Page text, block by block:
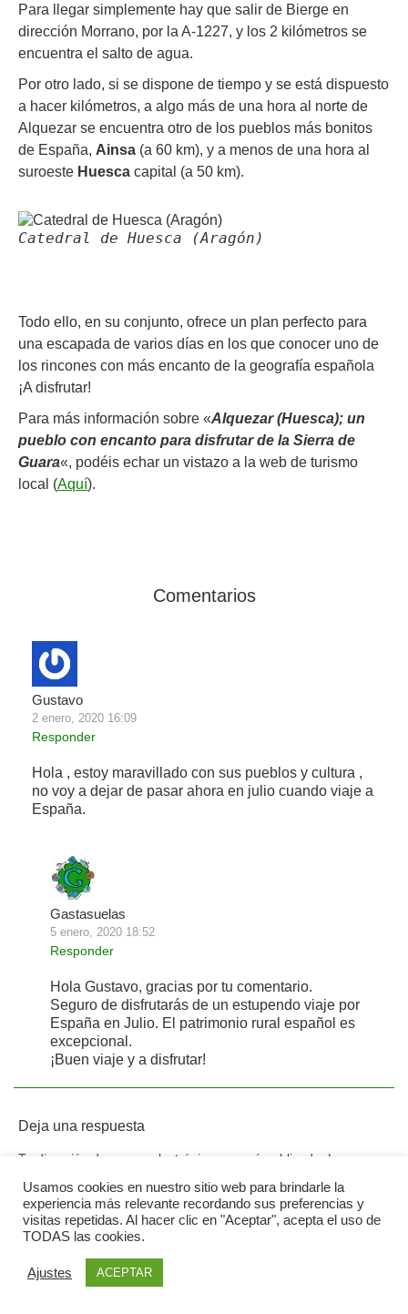
Para llegar simplemente hay que salir de Bierge en
dirección Morrano, por la A-1227, y los 2 kilómetros se
encuentra el salto de agua.
Por otro lado, si se dispone de tiempo y se está dispuesto
a hacer kilómetros, a algo más de una hora al norte de
Alquezar se encuentra otro de los pueblos más bonitos
de España, Ainsa (a 60 km), y a menos de una hora al
suroeste Huesca capital (a 50 km).
Catedral de Huesca (Aragón)
Todo ello, en su conjunto, ofrece un plan perfecto para
una escapada de varios días en los que conocer uno de
los rincones con más encanto de la geografía española
¡A disfrutar!
Para más información sobre «Alquezar (Huesca); un
pueblo con encanto para disfrutar de la Sierra de
Guara«, podéis echar un vistazo a la web de turismo
local (Aquí).
Comentarios
Gustavo
2 enero, 2020 16:09
Responder
Hola , estoy maravillado con sus pueblos y cultura ,
no voy a dejar de pasar ahora en julio cuando viaje a
España.
Gastasuelas
5 enero, 2020 18:52
Responder
Hola Gustavo, gracias por tu comentario.
Seguro de disfrutarás de un estupendo viaje por
España en Julio. El patrimonio rural español es
excepcional.
¡Buen viaje y a disfrutar!
Deja una respuesta
Tu dirección de correo electrónico no será publicada.
Los
Usamos cookies en nuestro sitio web para brindarle la
experiencia más relevante recordando sus preferencias y
visitas repetidas. Al hacer clic en "Aceptar", acepta el uso de
TODAS las cookies.
Ajustes ACEPTAR